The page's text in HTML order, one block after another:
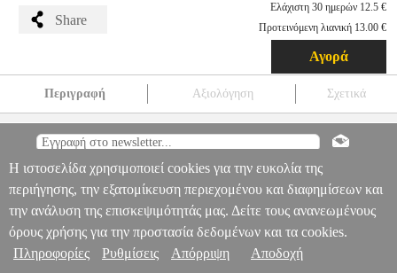
Share
Ελάχιστη 30 ημερών 12.5 €
Προτεινόμενη λιανική 13.00 €
Αγορά
Περιγραφή Αξιολόγηση Σχετικά
HQ TEL.085471 TEL.085471 BLUE STAR BLUE STAR
ΜΠΑΤΑΡΙΑ
BATTERY FOR IPHONE 7 1960 MAH POLYMER
BLUE STAR HQ
12.50
Πληροφορίες & Υπηρεσίες >
Η ιστοσελίδα χρησιμοποιεί cookies για την ευκολία της
περιήγησης, την εξατομίκευση περιεχομένου και διαφημίσεων και
την ανάλυση της επισκεψιμότητάς μας. Δείτε τους ανανεωμένους
όρους χρήσης για την προστασία δεδομένων και τα cookies.
Πληροφορίες
Ρυθμίσεις Απόρριψη Αποδοχή